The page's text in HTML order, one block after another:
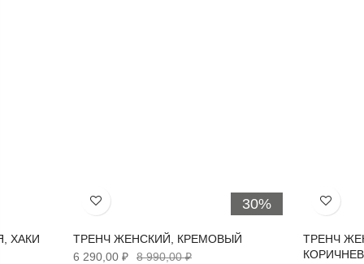
ХАКИ
30%
Хочу!
ТРЕНЧ ЖЕНСКИЙ, КРЕМОВЫЙ
6 290,00 ₽
8 990,00 ₽
Хочу!
ТРЕНЧ